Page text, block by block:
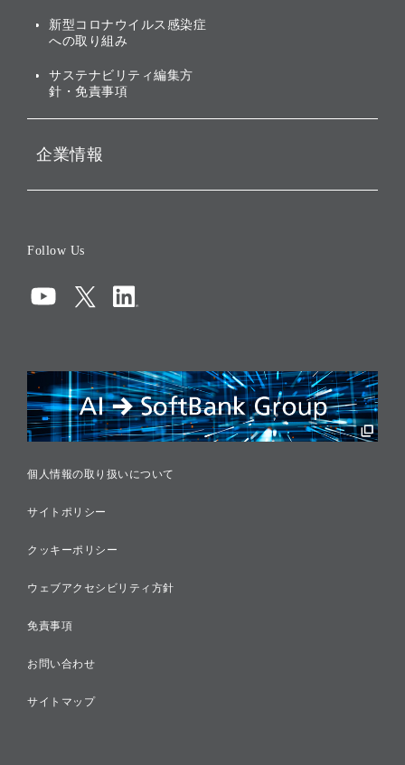
投資先のサステナビリティ
新型コロナウイルス感染症
への取り組み
サステナビリティ編集方
針・免責事項
企業情報
コンプライアンス
リスクマネジメント
税務に対する取り組み
採用情報
Follow Us
個人情報の取り扱いについて
サイトポリシー
クッキーポリシー
ウェブアクセシビリティ方針
免責事項
お問い合わせ
サイトマップ